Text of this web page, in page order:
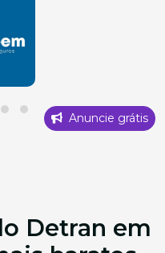
Anuncie grátis
Detran em